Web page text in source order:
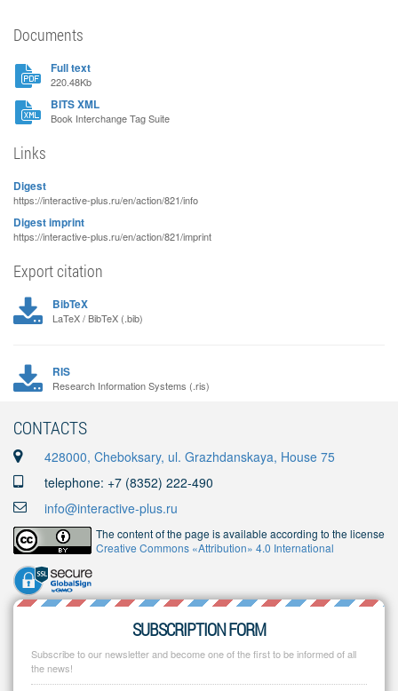
Documents
Full text
220.48Kb
BITS XML
Book Interchange Tag Suite
Links
Digest
https://interactive-plus.ru/en/action/821/info
Digest imprint
https://interactive-plus.ru/en/action/821/imprint
Export citation
BibTeX
LaTeX / BibTeX (.bib)
RIS
Research Information Systems (.ris)
CONTACTS
428000, Cheboksary, ul. Grazhdanskaya, House 75
telephone: +7 (8352) 222-490
info@interactive-plus.ru
The content of the page is available according to the license
Creative Commons «Attribution» 4.0 International
SUBSCRIPTION FORM
Subscribe to our newsletter and become one of the first to be informed of all
the news!